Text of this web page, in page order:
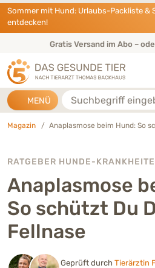
Direkt zu:
INHALT
HAUPTMENÜ
FOOTER
Sommer mit Hund: Urlaubs-Packliste &
entdecken!
Gratis Versand im Abo –
MENÜ Suche
Magazin Anaplasmose beim Hund: So
RATGEBER HUNDE-
Anaplasmose
So schützt Du
Fellnase
Geprüft durch Tierärztin